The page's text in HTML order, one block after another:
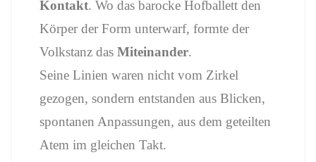
Kontakt. Wo das barocke Hofballett den
Körper der Form unterwarf, formte der
Volkstanz das Miteinander.
Seine Linien waren nicht vom Zirkel
gezogen, sondern entstanden aus Blicken,
spontanen Anpassungen, aus dem geteilten
Atem im gleichen Takt.